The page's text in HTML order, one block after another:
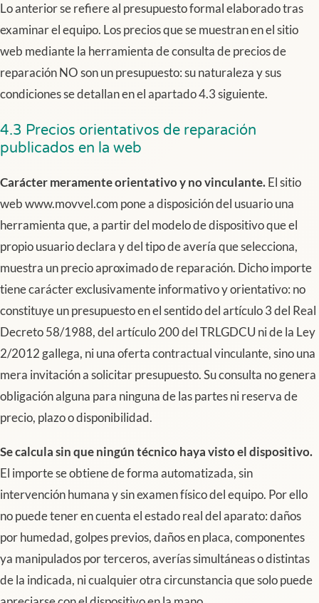
Lo anterior se refiere al presupuesto formal elaborado tras
examinar el equipo. Los precios que se muestran en el sitio
web mediante la herramienta de consulta de precios de
reparación NO son un presupuesto: su naturaleza y sus
condiciones se detallan en el apartado 4.3 siguiente.
4.3 Precios orientativos de reparación
publicados en la web
Carácter meramente orientativo y no vinculante.El sitio
web www.movvel.com pone a disposición del usuario una
herramienta que, a partir del modelo de dispositivo que el
propio usuario declara y del tipo de avería que selecciona,
muestra un precio aproximado de reparación. Dicho importe
tiene carácter exclusivamente informativo y orientativo: no
constituye un presupuesto en el sentido del artículo 3 del Real
Decreto 58/1988, del artículo 200 del TRLGDCU ni de la Ley
2/2012 gallega, ni una oferta contractual vinculante, sino una
mera invitación a solicitar presupuesto. Su consulta no genera
obligación alguna para ninguna de las partes ni reserva de
precio, plazo o disponibilidad.
Se calcula sin que ningún técnico haya visto el dispositivo.
El importe se obtiene de forma automatizada, sin
intervención humana y sin examen físico del equipo. Por ello
no puede tener en cuenta el estado real del aparato: daños
por humedad, golpes previos, daños en placa, componentes
ya manipulados por terceros, averías simultáneas o distintas
de la indicada, ni cualquier otra circunstancia que solo puede